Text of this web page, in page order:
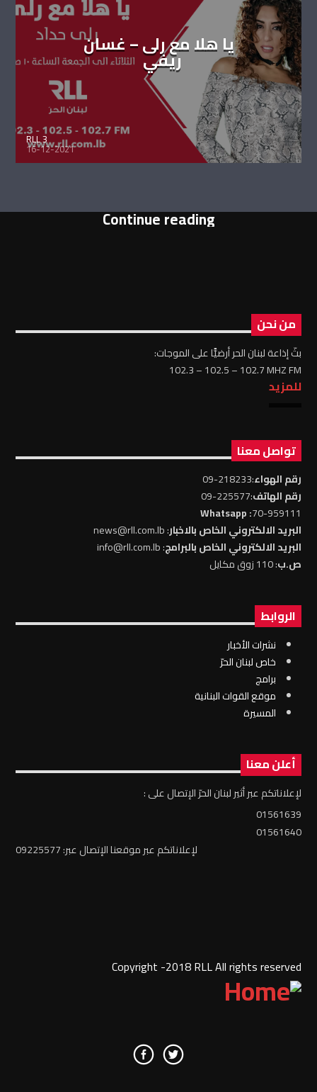
يا هلا مع رلى – غسان
ريفي
RLL 3
16-12-2021
Continue reading
من نحن
بثّ إذاعة لبنان الحر أرضيًّا على الموجات:
102.3 – 102.5 – 102.7 MHZ FM
للمزيد
تواصل معنا
رقم الهواء:218233-09
رقم الهاتف:225577-09
70-959111
: Whatsapp
البريد الالكتروني الخاص بالاخبار: news@rll.com.lb
البريد الالكتروني الخاص بالبرامج: info@rll.com.lb
ص.ب: 110 زوق مكايل
الروابط
نشرات الأخبار
خاص لبنان الحرّ
برامج
موقع القوات البنانية
المسيرة
أعلن معنا
لإعلاناتكم عبر أثير لبنان الحرّ الإتصال على :
01561639
01561640
لإعلاناتكم عبر موقعنا الإتصال عبر: 09225577
Copyright -2018 RLL All rights reserved